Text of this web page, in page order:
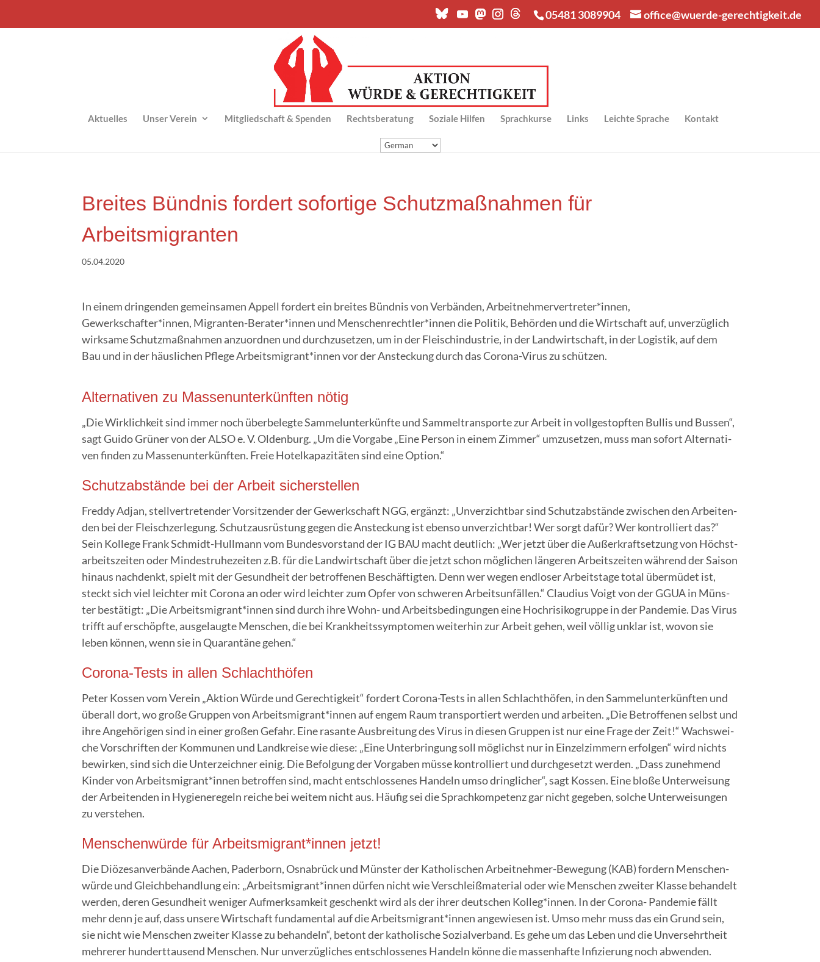
05481 3089904 office@wuerde-gerechtigkeit.de
Aktu­el­les Unser Ver­ein Mit­glied­schaft & Spenden Rechts­be­ra­tung Sozia­le Hilfen Sprach­kur­se Links Leich­te Sprache Kon­takt
Brei­tes Bünd­nis for­dert sofor­ti­ge Schutz­maß­nah­men für
Arbeitsmigranten
05.04.2020
In einem drin­gen­den gemein­sa­men Appell for­dert ein brei­tes Bünd­nis von Ver­bän­den, Arbeitnehmervertreter*innen,
Gewerkschafter*innen, Migranten-Berater*innen und Menschenrechtler*innen die Poli­tik, Behör­den und die Wirt­schaft auf, unver­züg­lich
wirk­sa­me Schutz­maß­nah­men anzu­ord­nen und durch­zu­set­zen, um in der Fleisch­in­dus­trie, in der Land­wirt­schaft, in der Logis­tik, auf dem
Bau und in der häus­li­chen Pfle­ge Arbeitsmigrant*innen vor der Anste­ckung durch das Coro­na-Virus zu schützen.
Alter­na­ti­ven zu Mas­sen­un­ter­künf­ten nötig
„Die Wirk­lich­keit sind immer noch über­be­leg­te Sam­mel­un­ter­künf­te und Sam­mel­trans­por­te zur Arbeit in voll­ge­stopf­ten Bul­lis und Bus­sen“,
sagt Gui­do Grü­ner von der ALSO e. V. Olden­burg. „Um die Vor­ga­be „Eine Per­son in einem Zim­mer“ umzu­set­zen, muss man sofort Alter­na­ti­
ven fin­den zu Mas­sen­un­ter­künf­ten. Freie Hotel­ka­pa­zi­tä­ten sind eine Option.“
Schutz­ab­stän­de bei der Arbeit sicherstellen
Fred­dy Adjan, stell­ver­tre­ten­der Vor­sit­zen­der der Gewerk­schaft NGG, ergänzt: „Unver­zicht­bar sind Schutz­ab­stän­de zwi­schen den Arbei­ten­
den bei der Fleisch­zer­le­gung. Schutz­aus­rüs­tung gegen die Anste­ckung ist eben­so unver­zicht­bar! Wer sorgt dafür? Wer kon­trol­liert das?“
Sein Kol­le­ge Frank Schmidt-Hull­mann vom Bun­des­vor­stand der IG BAU macht deut­lich: „Wer jetzt über die Außer­kraft­set­zung von Höchst­
ar­beits­zei­ten oder Min­destru­he­zei­ten z.B. für die Land­wirt­schaft über die jetzt schon mög­li­chen län­ge­ren Arbeits­zei­ten wäh­rend der Sai­son
hin­aus nach­denkt, spielt mit der Gesund­heit der betrof­fe­nen Beschäf­tig­ten. Denn wer wegen end­lo­ser Arbeits­ta­ge total über­mü­det ist,
steckt sich viel leich­ter mit Coro­na an oder wird leich­ter zum Opfer von schwe­ren Arbeits­un­fäl­len.“ Clau­di­us Voigt von der GGUA in Müns­
ter bestä­tigt: „Die Arbeitsmigrant*innen sind durch ihre Wohn- und Arbeits­be­din­gun­gen eine Hoch­ri­si­ko­grup­pe in der Pan­de­mie. Das Virus
trifft auf erschöpf­te, aus­ge­laug­te Men­schen, die bei Krank­heits­sym­pto­men wei­ter­hin zur Arbeit gehen, weil völ­lig unklar ist, wovon sie
leben kön­nen, wenn sie in Qua­ran­tä­ne gehen.“
Coro­na-Tests in allen Schlachthöfen
Peter Kos­sen vom Ver­ein „Akti­on Wür­de und Gerech­tig­keit“ for­dert Coro­na-Tests in allen Schlacht­hö­fen, in den Sam­mel­un­ter­künf­ten und
über­all dort, wo gro­ße Grup­pen von Arbeitsmigrant*innen auf engem Raum trans­por­tiert wer­den und arbei­ten. „Die Betrof­fe­nen selbst und
ihre Ange­hö­ri­gen sind in einer gro­ßen Gefahr. Eine rasan­te Aus­brei­tung des Virus in die­sen Grup­pen ist nur eine Fra­ge der Zeit!“ Wachs­wei­
che Vor­schrif­ten der Kom­mu­nen und Land­krei­se wie die­se: „Eine Unter­brin­gung soll mög­lichst nur in Ein­zel­zim­mern erfol­gen“ wird nichts
bewir­ken, sind sich die Unter­zeich­ner einig. Die Befol­gung der Vor­ga­ben müs­se kon­trol­liert und durch­ge­setzt wer­den. „Dass zuneh­mend
Kin­der von Arbeitsmigrant*innen betrof­fen sind, macht ent­schlos­se­nes Han­deln umso dring­li­cher“, sagt Kos­sen. Eine blo­ße Unter­wei­sung
der Arbei­ten­den in Hygie­ne­re­geln rei­che bei wei­tem nicht aus. Häu­fig sei die Sprach­kom­pe­tenz gar nicht gege­ben, sol­che Unter­wei­sun­gen
zu verstehen.
Men­schen­wür­de für Arbeitsmigrant*innen jetzt!
Die Diö­ze­san­ver­bän­de Aachen, Pader­born, Osna­brück und Müns­ter der Katho­li­schen Arbeit­neh­mer-Bewe­gung (KAB) for­dern Men­schen­
wür­de und Gleich­be­hand­lung ein: „Arbeitsmigrant*innen dür­fen nicht wie Ver­schleiß­ma­te­ri­al oder wie Men­schen zwei­ter Klas­se behan­delt
wer­den, deren Gesund­heit weni­ger Auf­merk­sam­keit geschenkt wird als der ihrer deut­schen Kolleg*innen. In der Coro­na- Pan­de­mie fällt
mehr denn je auf, dass unse­re Wirt­schaft fun­da­men­tal auf die Arbeitsmigrant*innen ange­wie­sen ist. Umso mehr muss das ein Grund sein,
sie nicht wie Men­schen zwei­ter Klas­se zu behan­deln“, betont der katho­li­sche Sozi­al­ver­band. Es gehe um das Leben und die Unver­sehrt­heit
meh­re­rer hun­dert­tau­send Men­schen. Nur unver­züg­li­ches ent­schlos­se­nes Han­deln kön­ne die mas­sen­haf­te Infi­zie­rung noch abwenden.